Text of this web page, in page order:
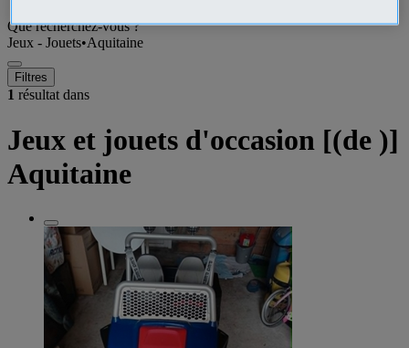
Que recherchez-vous ?
Jeux - Jouets•Aquitaine
Filtres
1 résultat dans
Jeux et jouets d'occasion [(de )]
Aquitaine